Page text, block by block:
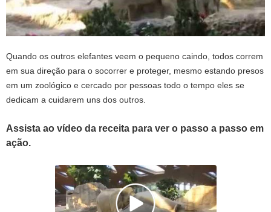
Quando os outros elefantes veem o pequeno caindo, todos correm
em sua direção para o socorrer e proteger, mesmo estando presos
em um zoológico e cercado por pessoas todo o tempo eles se
dedicam a cuidarem uns dos outros.
Assista ao vídeo da receita para ver o passo a passo em
ação.